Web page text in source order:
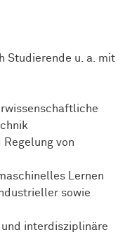
Studierende u. a. mit
von
Lernen
sowie
interdisziplinäre